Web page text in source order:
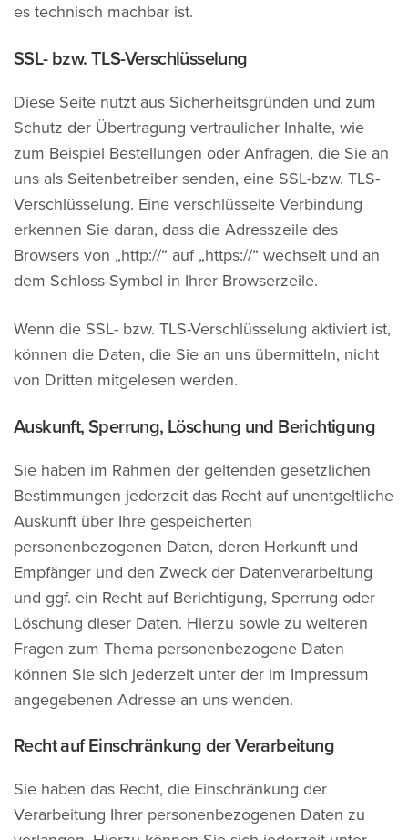
es technisch machbar ist.
SSL- bzw. TLS-Verschlüsselung
Diese Seite nutzt aus Sicherheitsgründen und zum
Schutz der Übertragung vertraulicher Inhalte, wie
zum Beispiel Bestellungen oder Anfragen, die Sie an
uns als Seitenbetreiber senden, eine SSL-bzw. TLS-
Verschlüsselung. Eine verschlüsselte Verbindung
erkennen Sie daran, dass die Adresszeile des
Browsers von „http://“ auf „https://“ wechselt und an
dem Schloss-Symbol in Ihrer Browserzeile.
Wenn die SSL- bzw. TLS-Verschlüsselung aktiviert ist,
können die Daten, die Sie an uns übermitteln, nicht
von Dritten mitgelesen werden.
Auskunft, Sperrung, Löschung und Berichtigung
Sie haben im Rahmen der geltenden gesetzlichen
Bestimmungen jederzeit das Recht auf unentgeltliche
Auskunft über Ihre gespeicherten
personenbezogenen Daten, deren Herkunft und
Empfänger und den Zweck der Datenverarbeitung
und ggf. ein Recht auf Berichtigung, Sperrung oder
Löschung dieser Daten. Hierzu sowie zu weiteren
Fragen zum Thema personenbezogene Daten
können Sie sich jederzeit unter der im Impressum
angegebenen Adresse an uns wenden.
Recht auf Einschränkung der Verarbeitung
Sie haben das Recht, die Einschränkung der
Verarbeitung Ihrer personenbezogenen Daten zu